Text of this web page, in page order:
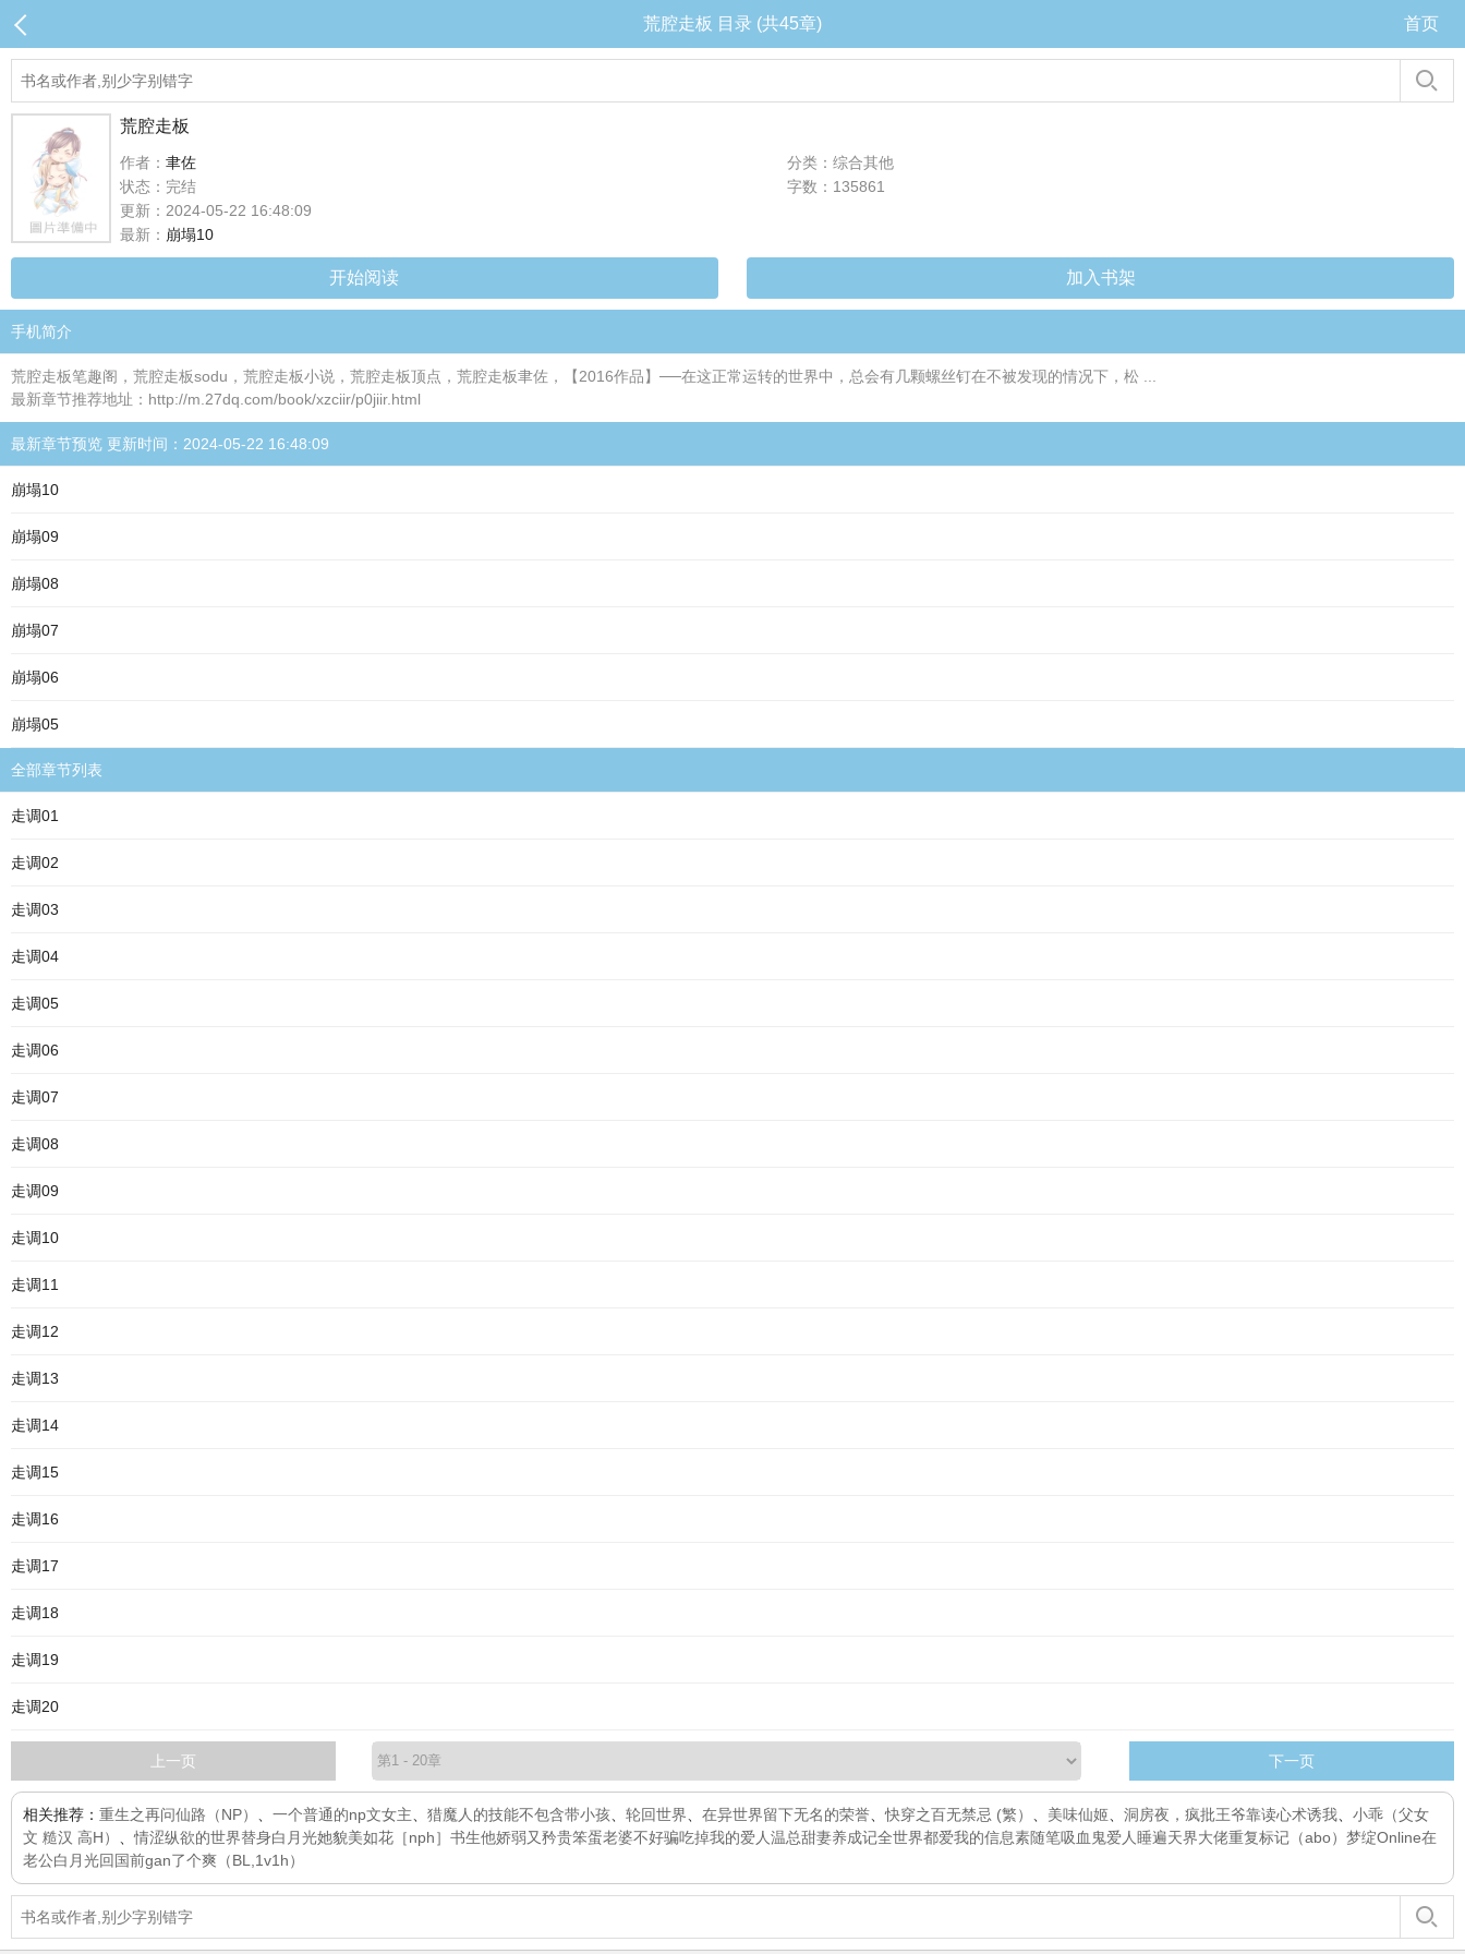
荒腔走板 目录 (共45章) 首页
荒腔走板
作者： 聿佐
分类：综合其他
状态：完结
字数：135861
更新：2024-05-22 16:48:09
最新： 崩塌10
开始阅读 加入书架
手机简介
荒腔走板笔趣阁，荒腔走板sodu，荒腔走板小说，荒腔走板顶点，荒腔走板聿佐，【2016作品】──在这正常运转的世界中，总会有几颗螺丝钉在不被发现的情况下，松 ...
最新章节推荐地址：http://m.27dq.com/book/xzciir/p0jiir.html
最新章节预览 更新时间：2024-05-22 16:48:09
崩塌10
崩塌09
崩塌08
崩塌07
崩塌06
崩塌05
全部章节列表
走调01
走调02
走调03
走调04
走调05
走调06
走调07
走调08
走调09
走调10
走调11
走调12
走调13
走调14
走调15
走调16
走调17
走调18
走调19
走调20
上一页 下一页
相关推荐： 重生之再问仙路（NP） 一个普通的np文女主 猎魔人的技能不包含带小孩 轮回世界 在异世界留下无名的荣誉 、快穿之百无禁忌 (繁） 美味仙姬 洞房夜，疯批王爷靠读心术诱我
小乖（父女
文 糙汉 高H）
、情涩纵欲的世界替身白月光她貌美如花［nph］ 书生他娇弱又矜贵笨蛋老婆不好骗吃掉我的爱人温总甜妻养成记全世界都爱我的信息素随笔吸血鬼爱人 睡遍天界大佬重复标记（abo） 梦绽Online在
老公白月光回国前gan了个爽（BL,1v1h）